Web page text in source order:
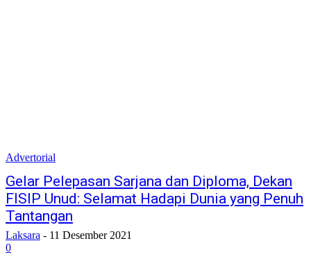
Advertorial
Gelar Pelepasan Sarjana dan Diploma, Dekan
FISIP Unud: Selamat Hadapi Dunia yang Penuh
Tantangan
Laksara - 11 Desember 2021
0